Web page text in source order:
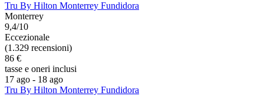
Tru By Hilton Monterrey Fundidora
Monterrey
9,4/10
Eccezionale
(1.329 recensioni)
86 €
tasse e oneri inclusi
17 ago - 18 ago
Tru By Hilton Monterrey Fundidora